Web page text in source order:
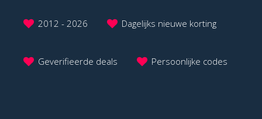
2012 - 2026 Dagelijks nieuwe korting
Geverifieerde deals Persoonlijke codes